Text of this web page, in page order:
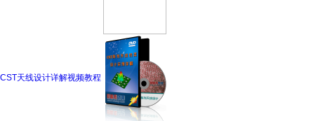
CST天线设计详解视频教程